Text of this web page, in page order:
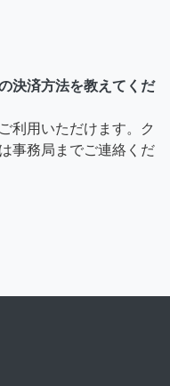
決済方法を教えてくだ
利用いただけます。ク
事務局までご連絡くだ